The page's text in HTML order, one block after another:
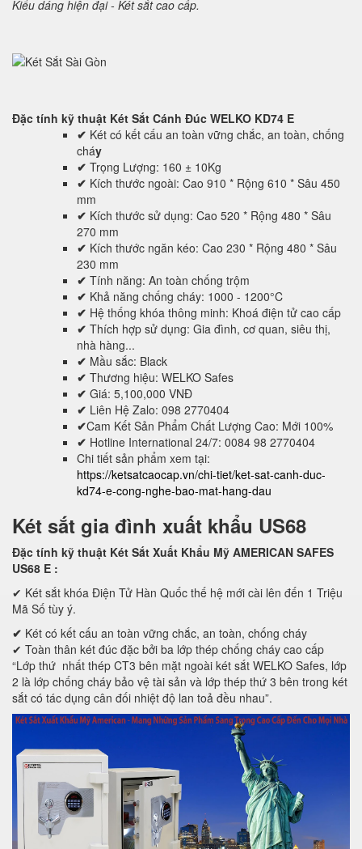
Kiểu dáng hiện đại - Két sắt cao cấp.
Đặc tính kỹ thuật Két Sắt Cánh Đúc WELKO KD74 E
✔ Két có kết cấu an toàn vững chắc, an toàn, chống
cháy
✔ Trọng Lượng: 160 ± 10Kg
✔ Kích thước ngoài: Cao 910 * Rộng 610 * Sâu 450
mm
✔ Kích thước sử dụng: Cao 520 * Rộng 480 * Sâu
270 mm
✔ Kích thước ngăn kéo: Cao 230 * Rộng 480 * Sâu
230 mm
✔ Tính năng: An toàn chống trộm
✔ Khả năng chống cháy: 1000 - 1200°C
✔ Hệ thống khóa thông minh: Khoá điện tử cao cấp
✔ Thích hợp sử dụng: Gia đình, cơ quan, siêu thị,
nhà hàng...
✔ Mầu sắc: Black
✔ Thương hiệu: WELKO Safes
✔ Giá: 5,100,000 VNĐ
✔ Liên Hệ Zalo: 098 2770404
✔Cam Kết Sản Phẩm Chất Lượng Cao: Mới 100%
✔ Hotline International 24/7: 0084 98 2770404
Chi tiết sản phẩm xem tại:
https://ketsatcaocap.vn/chi-tiet/ket-sat-canh-duc-
kd74-e-cong-nghe-bao-mat-hang-dau
Két sắt gia đình xuất khẩu US68
Đặc tính kỹ thuật Két Sắt Xuất Khẩu Mỹ AMERICAN SAFES
US68 E :
✔ Két sắt khóa Điện Tử Hàn Quốc thế hệ mới cài lên đến 1 Triệu
Mã Số tùy ý.
✔ Két có kết cấu an toàn vững chắc, an toàn, chống cháy
✔ Toàn thân két đúc đặc bởi ba lớp thép chống cháy cao cấp
“Lớp thứ nhất thép CT3 bên mặt ngoài két sắt WELKO Safes, lớp
2 là lớp chống cháy bảo vệ tài sản và lớp thép thứ 3 bên trong két
sắt có tác dụng cân đối nhiệt độ lan toả đều nhau”.